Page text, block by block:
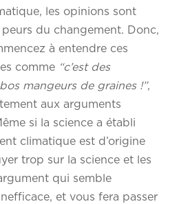
les opinions sont
peurs du changement. Donc,
à entendre ces
comme “c’est des
mangeurs de graines !”,
aux arguments
si la science a établi
climatique est d’origine
trop sur la science et les
qui semble
et vous fera passer